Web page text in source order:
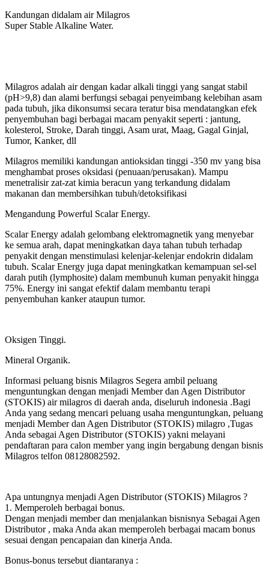
Kandungan didalam air Milagros
Super Stable Alkaline Water.
Milagros adalah air dengan kadar alkali tinggi yang sangat stabil
(pH>9,8) dan alami berfungsi sebagai penyeimbang kelebihan asam
pada tubuh, jika dikonsumsi secara teratur bisa mendatangkan efek
penyembuhan bagi berbagai macam penyakit seperti : jantung,
kolesterol, Stroke, Darah tinggi, Asam urat, Maag, Gagal Ginjal,
Tumor, Kanker, dll
Milagros memiliki kandungan antioksidan tinggi -350 mv yang bisa
menghambat proses oksidasi (penuaan/perusakan). Mampu
menetralisir zat-zat kimia beracun yang terkandung didalam
makanan dan membersihkan tubuh/detoksifikasi
Mengandung Powerful Scalar Energy.
Scalar Energy adalah gelombang elektromagnetik yang menyebar
ke semua arah, dapat meningkatkan daya tahan tubuh terhadap
penyakit dengan menstimulasi kelenjar-kelenjar endokrin didalam
tubuh. Scalar Energy juga dapat meningkatkan kemampuan sel-sel
darah putih (lymphosite) dalam membunuh kuman penyakit hingga
75%. Energy ini sangat efektif dalam membantu terapi
penyembuhan kanker ataupun tumor.
Oksigen Tinggi.
Mineral Organik.
Informasi peluang bisnis Milagros Segera ambil peluang
menguntungkan dengan menjadi Member dan Agen Distributor
(STOKIS) air milagros di daerah anda, diseluruh indonesia .Bagi
Anda yang sedang mencari peluang usaha menguntungkan, peluang
menjadi Member dan Agen Distributor (STOKIS) milagro ,Tugas
Anda sebagai Agen Distributor (STOKIS) yakni melayani
pendaftaran para calon member yang ingin bergabung dengan bisnis
Milagros telfon 08128082592.
Apa untungnya menjadi Agen Distributor (STOKIS) Milagros ?
1. Memperoleh berbagai bonus.
Dengan menjadi member dan menjalankan bisnisnya Sebagai Agen
Distributor , maka Anda akan memperoleh berbagai macam bonus
sesuai dengan pencapaian dan kinerja Anda.
Bonus-bonus tersebut diantaranya :